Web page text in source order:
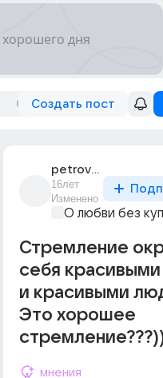
Создать пост
petrova_31
16лет
Изменено
О любви без
Стремление
себя
и красивыми
Это хорошее
мнения